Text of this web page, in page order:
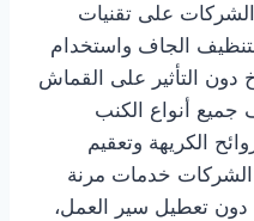
على تقنيات
الجاف واستخدام
دون التأثير على القماش
جميع أنواع الكنب
الكريهة وتعقيم
الشركات خدمات مرنة
دون تعطيل سير العمل،